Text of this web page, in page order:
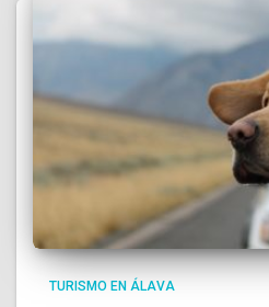
TURISMO EN ÁLAVA